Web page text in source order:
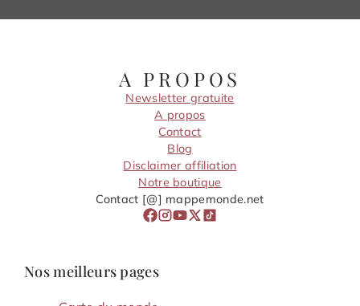
A PROPOS
Newsletter gratuite
A propos
Contact
Blog
Disclaimer affiliation
Notre boutique
Contact [@] mappemonde.net
Nos meilleurs pages